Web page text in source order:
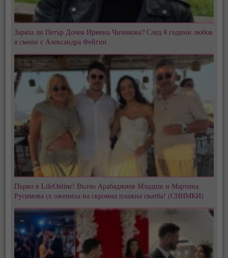
Заряза ли Петър Дочев Ирмена Чичикова? След 8 години любов
я смени с Александра Фейгин
Първо в LifeOnline! Вълчо Арабаджиев Младши и Мартина
Русимова сe oжениха на скромна плажна сватба! (СНИМКИ)